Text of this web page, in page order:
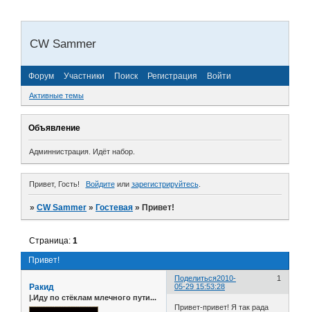
CW Sammer
Форум Участники Поиск Регистрация Войти
Активные темы
Объявление
Админнистрация. Идёт набор.
Привет, Гость! Войдитеили зарегистрируйтесь.
»CW Sammer » Гостевая » Привет!
Привет!
Страница:1
Поделиться 1
2010-
05-29 15:53:28
Ракид
|.Иду по стёклам млечного пути...
Привет-привет! Я так рада